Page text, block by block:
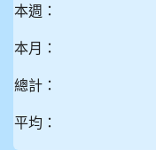
本週：
本月：
總計：
平均：